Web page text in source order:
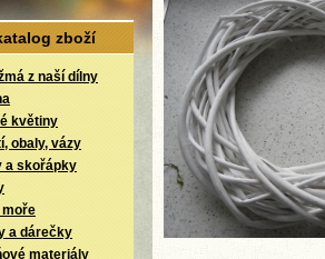
zboží
z naší dílny
květiny
obaly, vázy
a skořápky
moře
a dárečky
materiály